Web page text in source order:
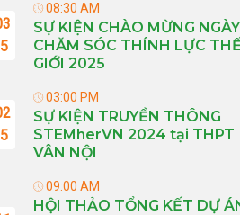
08:30 AM
SỰ KIỆN CHÀO MỪNG NGÀY
CHĂM SÓC THÍNH LỰC THẾ
GIỚI 2025
03:00 PM
SỰ KIỆN TRUYỀN THÔNG
STEMherVN 2024 tại THPT
VÂN NỘI
09:00 AM
HỘI THẢO TỔNG KẾT DỰ